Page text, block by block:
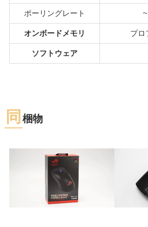
ポーリングレート
オンボードメモリ プロ
ソフトウェア
同 梱物